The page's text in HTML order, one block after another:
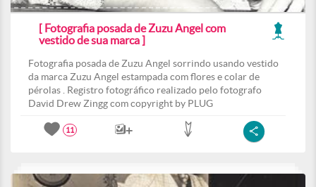
[ Fotografia posada de Zuzu Angel com
vestido de sua marca ]
Fotografia posada de Zuzu Angel sorrindo usando vestido
da marca Zuzu Angel estampada com flores e colar de
pérolas . Registro fotográfico realizado pelo fotografo
David Drew Zingg com copyright by PLUG
11